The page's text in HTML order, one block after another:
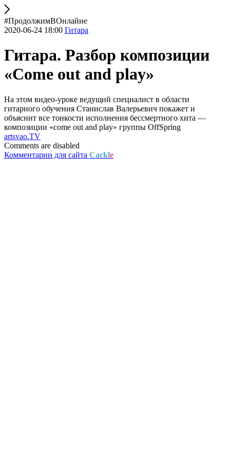
#ПродолжимВОнлайне
2020-06-24 18:00 Гитара
Гитара. Разбор композиции
«Come out and play»
На этом видео-уроке ведущий специалист в области
гитарного обучения Станислав Валерьевич покажет и
объяснит все тонкости исполнения бессмертного хита —
композиции «come out and play» группы OffSpring
artsvao.TV
Comments are disabled
Комментарии для сайта Cackle